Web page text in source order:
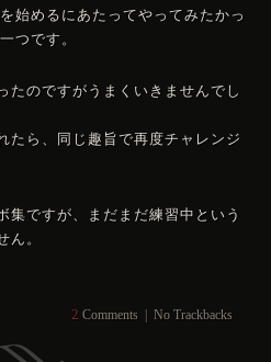
始めるにあたってやってみたかっ
つです。
たのですがうまくいきませんでし
たら、同じ趣旨で再度チャレンジ
集ですが、まだまだ練習中という
ん。
2 Comments No Trackbacks